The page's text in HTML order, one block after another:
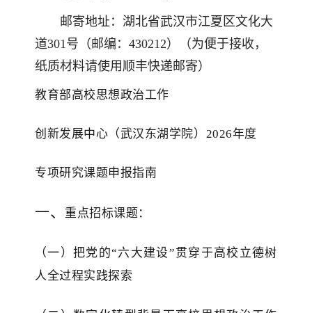
邮寄地址：湖北省武汉市江夏区文化大
道301号（邮编：430212）（为便于接收，
纸质材料请使用顺丰快递邮寄）
教育部高校思想政治工作
创新发展中心（武汉东湖学院） 2026年度
专项研究课题申报指南
一、 重点招标课题：
（一）把党的“六大建设”贯穿于高校立德树
人全过程实践探索